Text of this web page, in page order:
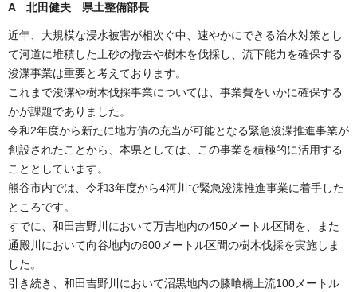
A 北田健夫 県土整備部長
近年、大規模な浸水被害が相次ぐ中、速やかにできる治水対策とし
て河道に堆積した土砂の撤去や樹木を伐採し、流下能力を確保する
浚渫事業は重要と考えております。
これまで浚渫や樹木伐採事業については、事業費をいかに確保する
かが課題でありました。
令和2年度から新たに地方債の充当が可能となる緊急浚渫推進事業が
創設されたことから、本県としては、この事業を積極的に活用する
こととしています。
熊谷市内では、令和3年度から4河川で緊急浚渫推進事業に着手した
ところです。
すでに、和田吉野川において万吉地内の450メートル区間を、また
通殿川において向谷地内の600メートル区間の樹木伐採を実施しま
した。
引き続き、和田吉野川において沼黒地内の膝喰橋上流100メートル